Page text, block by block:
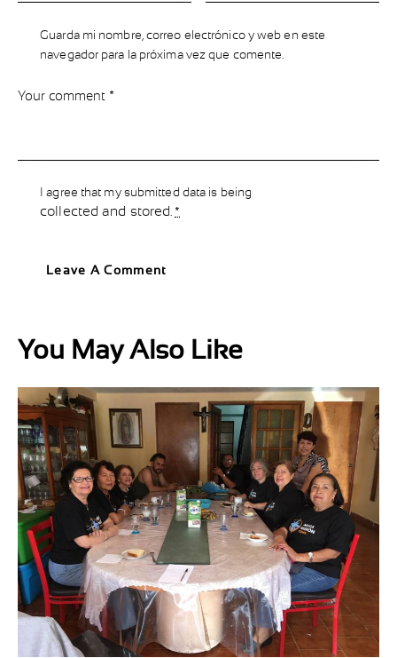
Guarda mi nombre, correo electrónico y web en este
navegador para la próxima vez que comente.
I agree that my submitted data is being
collected and stored .*
You May Also Like